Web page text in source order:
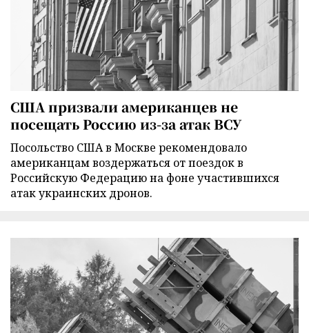
США призвали американцев не
посещать Россию из-за атак ВСУ
Посольство США в Москве рекомендовало
американцам воздержаться от поездок в
Российскую Федерацию на фоне участившихся
атак украинских дронов.